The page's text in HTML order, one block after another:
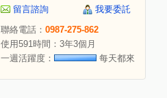
留言諮詢
我要委託
聯絡電話： 0987-275-862
使用591時間：3年3個月
一週活躍度：
每天都來